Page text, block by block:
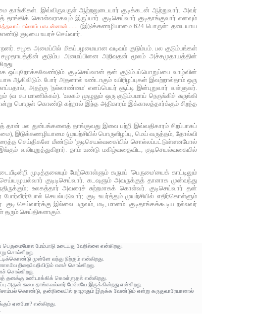
தாங்கிகள். இவ்விருவருள் ஆற்றலுடையார் குடிக்கடன் ஆற்றுவார். அவர்
கொள்வராகவும் இருப்பார். குடிசெய்வார் குடிதாங்குவார் எனவும்
எல்லாம் பகடன்னான்.......
(இடுக்கணழியாமை 624 பொருள்: தடையாய
குடியை உயரச் செய்வார்.
சமூக அமைப்பில் மிகப்பழமையான வடிவம் குடும்பம். பல குடும்பங்கள்
குடும்ப அமைப்பினை அறிவதன் மூலம் அச்சமுதாயத்தின்
ஒப்புநோக்கவேண்டும். குடிசெய்வான் தன் குடும்பப்பொறுப்பை வாழ்வின்
ஆகிவிடும். போர் அதனால் உண்டாகும் உயிரிழப்புகள் இவற்றால்தாம் ஒரு
அதற்கு 'நல்லாண்மை' எனப்பெயர் சூட்டி இன்புறுவார் வள்ளுவர்.
சுப மாணிக்கம்). 'உலகம் முழுதும் ஒரு குடும்பமாய் நெருங்கிச் சுருங்கி
பொருள் கொண்டு கற்றால் இந்த அதிகாரம் இக்காலத்தார்க்கும் சிறந்த
தான் பல துன்பங்களைத் தாங்குவது இவை பற்றி இவ்வதிகாரம் சிறப்பாகப்
இடுக்கணழியாமை (முயற்சியில் பொருளிழப்பு, மெய் வருத்தம், தோல்வி
செய்திகளே மீண்டும் 'குடிசெயல்வகை'யில் சொல்லப்பட்டுள்ளனபோல்
வலியுறுத்துகிறார். தாம் உண்டு மகிழ்வதைவிட, குடிசெயல்வகையில்
முடித்தலையும் மேற்கொள்ளும் கருமப் 'பெருமை'யைக் காட்டிலும்
குடிடிசெய்வார். கடவுளும் அவருக்குத் தானாக முன்வந்து
உலகத்தார் அவரைச் சுற்றமாகக் கொள்வர். குடிசெய்வார் தன்
செயல்படுவார்; குடி உயர்த்தும் முயற்சியில் எதிர்கொள்ளும்
செய்வார்க்கு இல்லை பருவம், மடி, மானம். குடிதாங்கக்கூடிய நல்லவர்
செய்திகளாகும்.
மேம்பாடு உடையது வேறில்லை என்கிறது.
சொல்கிறது.
முன்னே வந்து நிற்கும் என்கிறது.
நிறைவேறிவிடும் எனச் சொல்கிறது.
சொல்கிறது.
தனக்கு உண்டாக்கிக் கொள்ளுதல் என்கிறது.
அதன் சுமை தாங்கவல்லார் மேலேயே இருக்கின்றது என்கிறது.
கொண்டு, தன்நிலையில் தாழாதும் இருக்க வேண்டும் என்று கருதுவாரேயானால்
ஏனமோ? என்கிறது.